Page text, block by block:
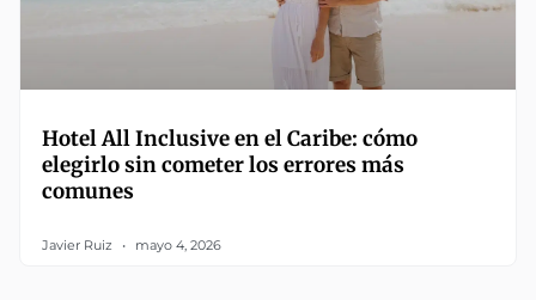
Hotel All Inclusive en el Caribe: cómo
elegirlo sin cometer los errores más
comunes
Javier Ruiz mayo 4, 2026